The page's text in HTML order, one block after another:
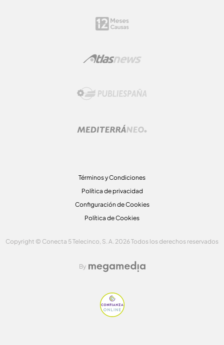
Términos y Condiciones
Política de privacidad
Configuración de Cookies
Política de Cookies
Copyright © Conecta 5 Telecinco, S. A. 2026 Todos los derechos reservados
By